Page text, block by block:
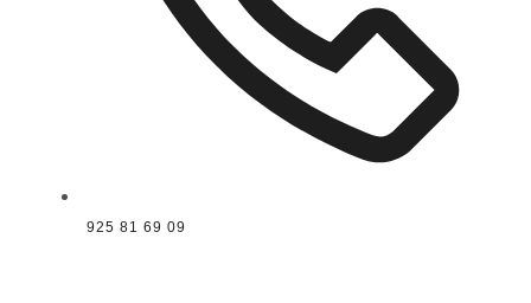
925 81 69 09